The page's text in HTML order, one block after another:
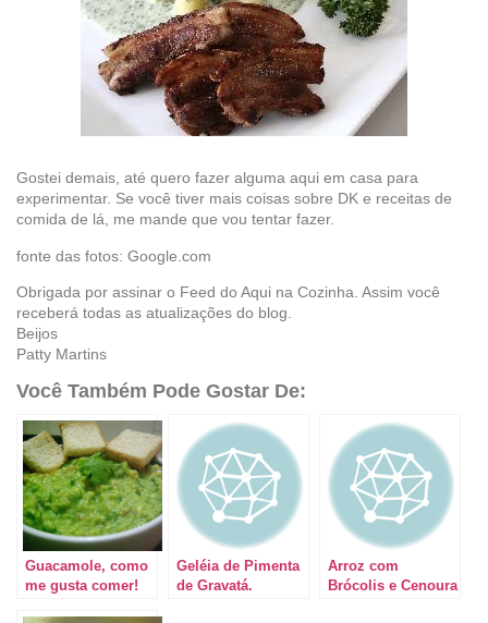
Gostei demais, até quero fazer alguma aqui em casa para
experimentar. Se você tiver mais coisas sobre DK e receitas de
comida de lá, me mande que vou tentar fazer.
fonte das fotos: Google.com
Obrigada por assinar o Feed do Aqui na Cozinha. Assim você
receberá todas as atualizações do blog.
Beijos
Patty Martins
Você Também Pode Gostar De:
Guacamole, como
me gusta comer!
Geléia de Pimenta
de Gravatá.
Arroz com
Brócolis e Cenoura